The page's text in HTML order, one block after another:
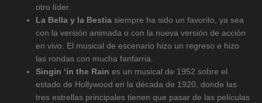
otro líder.
La Bella y la Bestiasiempre ha sido un favorito, ya sea
con la versión animada o con la nueva versión de acción
en vivo. El musical de escenario hizo un regreso e hizo
las rondas con mucha fanfarria.
Singin ‘in the Raines un musical de 1952 sobre el
estado de Hollywood en la década de 1920, donde las
tres estrellas principales tienen que pasar de las películas